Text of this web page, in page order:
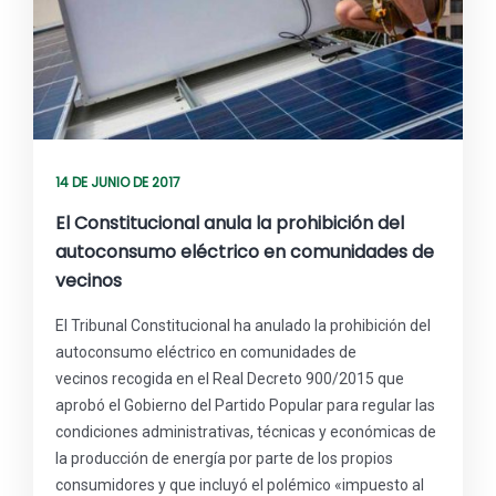
14 DE JUNIO DE 2017
El Constitucional anula la prohibición del
autoconsumo eléctrico en comunidades de
vecinos
El Tribunal Constitucional ha anulado la prohibición del
autoconsumo eléctrico en comunidades de
vecinos recogida en el Real Decreto 900/2015 que
aprobó el Gobierno del Partido Popular para regular las
condiciones administrativas, técnicas y económicas de
la producción de energía por parte de los propios
consumidores y que incluyó el polémico «impuesto al